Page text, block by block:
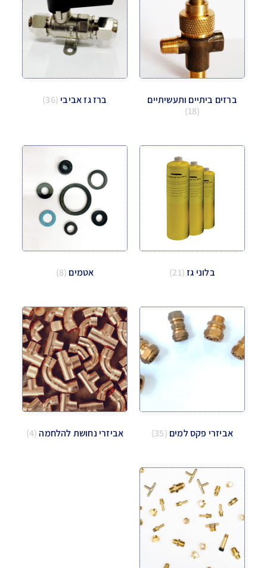
ברזים ביתיים ותעשיתיים
(18)
ברז גז אביבי (36)
בלוני גז(21) אטמים (8)
אביזרי פקס למים (35) אביזרי נחושת להלחמה(4)